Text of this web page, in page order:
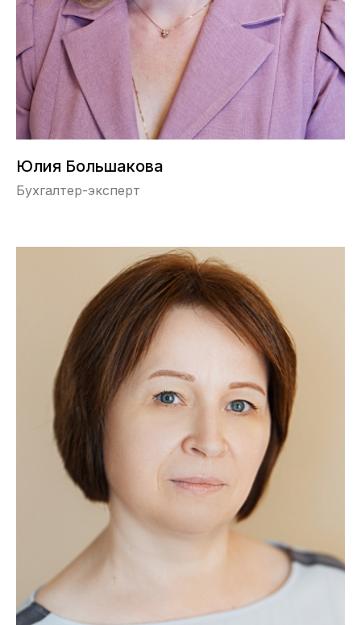
Юлия Большакова
Бухгалтер-эксперт